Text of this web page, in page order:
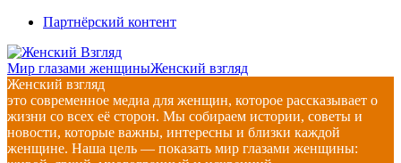
Перейти
содержимому
Партнёрский контент
Мир глазами женщиныЖенский взгляд
Женский взгляд
это современное медиа для женщин, которое рассказывает о
жизни со всех её сторон. Мы собираем истории, советы и
новости, которые важны, интересны и близки каждой
женщине. Наша цель — показать мир глазами женщины: